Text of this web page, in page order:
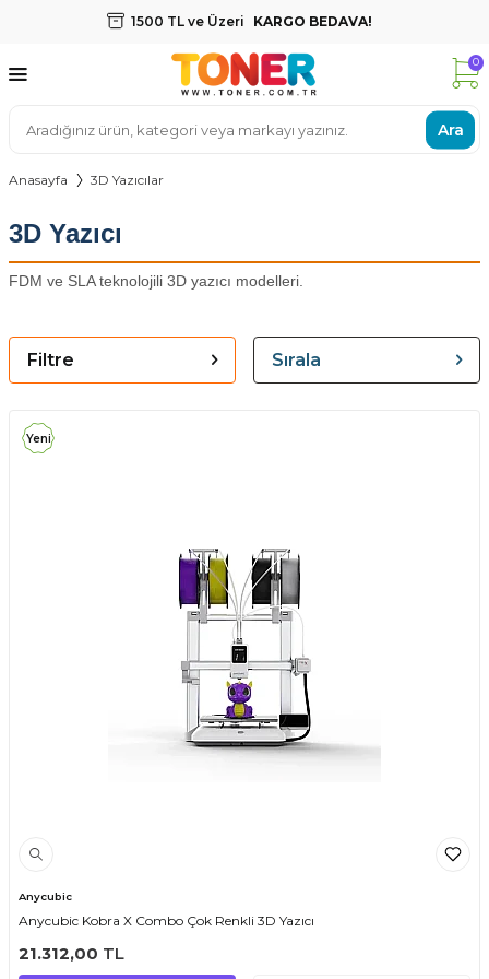
1500 TL ve Üzeri KARGO BEDAVA!
Ara
0
Anasayfa 3D Yazıcılar
3D Yazıcı
FDM ve SLA teknolojili 3D yazıcı modelleri.
Filtre Sırala
Yeni
Anycubic
Anycubic Kobra X Combo Çok Renkli 3D Yazıcı
21.312,00 TL